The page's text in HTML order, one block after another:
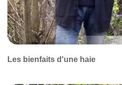
Les bienfaits d'une haie